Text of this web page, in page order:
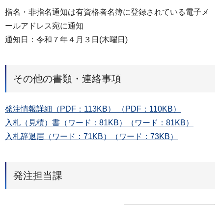
指名・非指名通知は有資格者名簿に登録されている電子メ
ールアドレス宛に通知
通知日：令和７年４月３日(木曜日)
その他の書類・連絡事項
発注情報詳細（PDF：113KB） （PDF：110KB）
入札（見積）書（ワード：81KB）（ワード：81KB）
入札辞退届（ワード：71KB）（ワード：73KB）
発注担当課